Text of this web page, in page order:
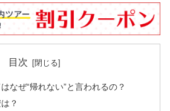
目次
なぜ“帰れない”と言われるの？
？